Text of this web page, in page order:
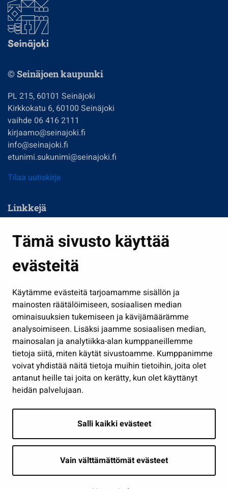
Tämä sivusto käyttää
evästeitä
Käytämme evästeitä tarjoamamme sisällön ja
mainosten räätälöimiseen, sosiaalisen median
ominaisuuksien tukemiseen ja kävijämäärämme
analysoimiseen. Lisäksi jaamme sosiaalisen median,
mainosalan ja analytiikka-alan kumppaneillemme
tietoja siitä, miten käytät sivustoamme. Kumppanimme
voivat yhdistää näitä tietoja muihin tietoihin, joita olet
antanut heille tai joita on kerätty, kun olet käyttänyt
heidän palvelujaan.
Salli kaikki evästeet
Vain välttämättömät evästeet
© Seinäjoen kaupunki
PL 215, 60101 Seinäjoki
Kirkkokatu 6, 60100 Seinäjoki
vaihde 06 416 2111
kirjaamo@seinajoki.fi
info@seinajoki.fi
etunimi.sukunimi@seinajoki.fi
Tilaa uutiskirje
Linkkejä
Kasvatus ja opetus
Kulttuuri ja liikunta
Työ ja yrittäminen
Osallistu ja asioi
Näytä omat evästeasetukseni
Seuraa meitä